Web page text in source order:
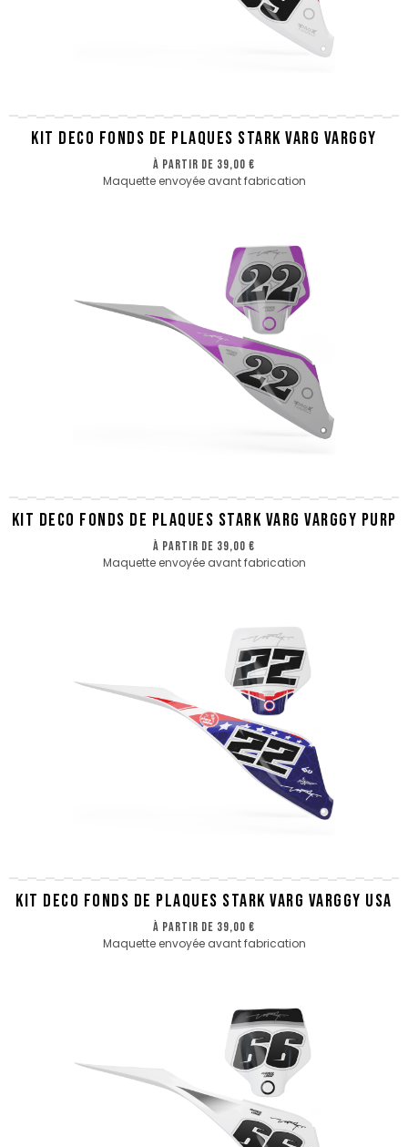
KIT DECO FONDS DE PLAQUES STARK VARG VARGGY
à partir de 39,00 €
Maquette envoyée avant fabrication
KIT DECO FONDS DE PLAQUES STARK VARG VARGGY PURP
à partir de 39,00 €
Maquette envoyée avant fabrication
KIT DECO FONDS DE PLAQUES STARK VARG VARGGY USA
à partir de 39,00 €
Maquette envoyée avant fabrication